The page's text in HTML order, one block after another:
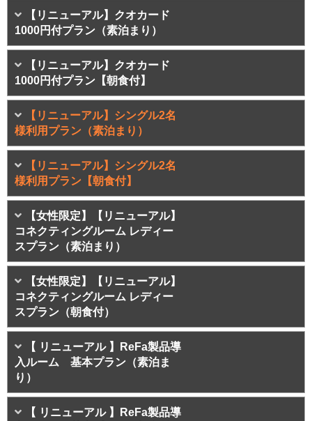
【リニューアル】クオカード
1000円付プラン（素泊まり）
【リニューアル】クオカード
1000円付プラン【朝食付】
【リニューアル】シングル2名
様利用プラン（素泊まり）
【リニューアル】シングル2名
様利用プラン【朝食付】
【女性限定】【リニューアル】
コネクティングルーム レディー
スプラン（素泊まり）
【女性限定】【リニューアル】
コネクティングルーム レディー
スプラン（朝食付）
【 リニューアル 】ReFa製品導
入ルーム 基本プラン（素泊ま
り）
【 リニューアル 】ReFa製品導